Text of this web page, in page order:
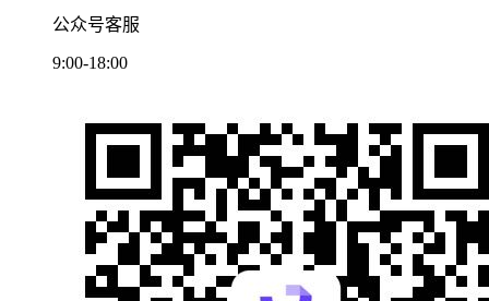
公众号客服
9:00-18:00